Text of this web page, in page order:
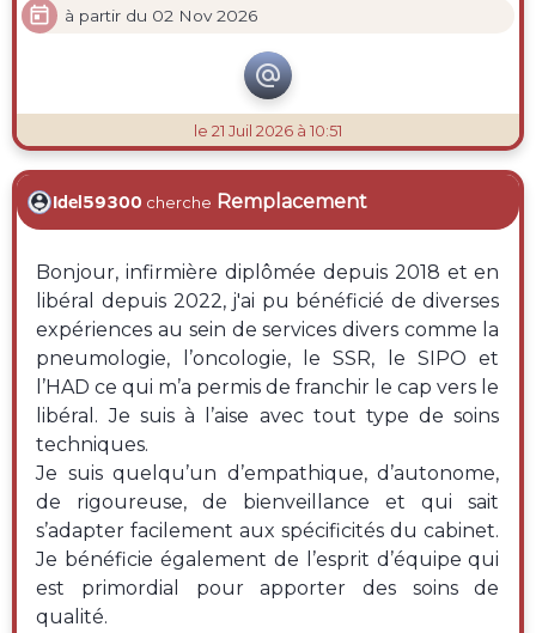
 à partir du 02 Nov 2026

le 21 Juil 2026 à 10:51
Idel59300 cherche Remplacement
Bonjour, infirmière diplômée depuis 2018 et en
libéral depuis 2022, j'ai pu bénéficié de diverses
expériences au sein de services divers comme la
pneumologie, l’oncologie, le SSR, le SIPO et
l’HAD ce qui m’a permis de franchir le cap vers le
libéral. Je suis à l’aise avec tout type de soins
techniques.
Je suis quelqu’un d’empathique, d’autonome,
de rigoureuse, de bienveillance et qui sait
s’adapter facilement aux spécificités du cabinet.
Je bénéficie également de l’esprit d’équipe qui
est primordial pour apporter des soins de
qualité.